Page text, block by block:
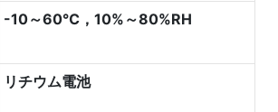
-10～60℃，10%～80%RH
リチウム電池